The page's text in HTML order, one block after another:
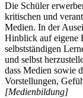
Die Schüler
kritischen und
Medien. In der
Hinblick auf eigene
selbstständigen
und selbst
dass Medien sowie
Vorstellungen,
[Medienbildung]